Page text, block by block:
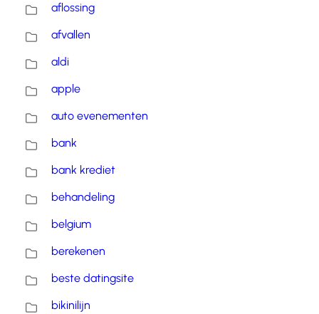
aflossing
afvallen
aldi
apple
auto evenementen
bank
bank krediet
behandeling
belgium
berekenen
beste datingsite
bikinilijn